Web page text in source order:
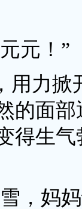
元！”
用力
的面
得生
，妈